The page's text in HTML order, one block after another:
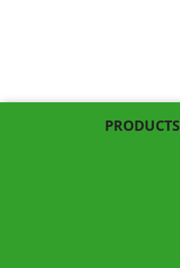
PRODUCTS